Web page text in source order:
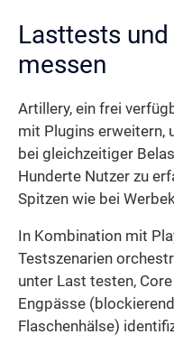
Lasttests
messen
Artillery, ein frei
mit Plugins erweitern,
bei gleichzeitiger
Hunderte Nutzer zu
Spitzen wie bei
In Kombination mit
Testszenarien
unter Last testen,
Engpässe
Flaschenhälse)